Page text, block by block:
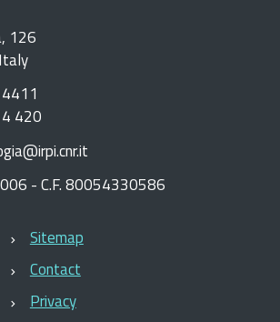
126
420
- C.F. 80054330586
Sitemap
Contact
Privacy